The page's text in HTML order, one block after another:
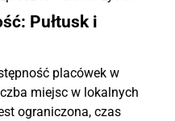
Pułtusk i
placówek w
miejsc w lokalnych
ograniczona, czas